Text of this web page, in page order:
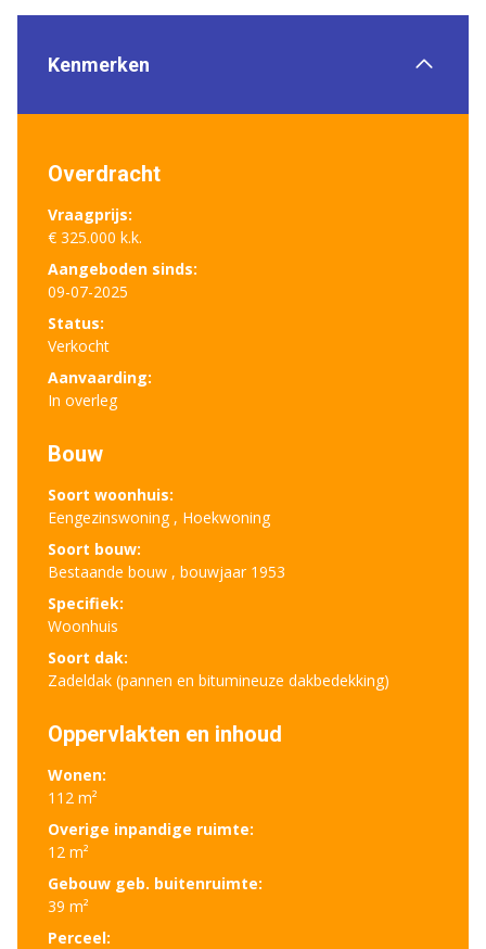
Kenmerken
Overdracht
Vraagprijs:
€ 325.000 k.k.
Aangeboden sinds:
09-07-2025
Status:
Verkocht
Aanvaarding:
In overleg
Bouw
Soort woonhuis:
Eengezinswoning , Hoekwoning
Soort bouw:
Bestaande bouw , bouwjaar 1953
Specifiek:
Woonhuis
Soort dak:
Zadeldak (pannen en bitumineuze dakbedekking)
Oppervlakten en inhoud
Wonen:
112 m²
Overige inpandige ruimte:
12 m²
Gebouw geb. buitenruimte:
39 m²
Perceel: